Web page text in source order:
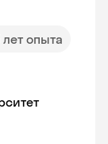
лет опыта